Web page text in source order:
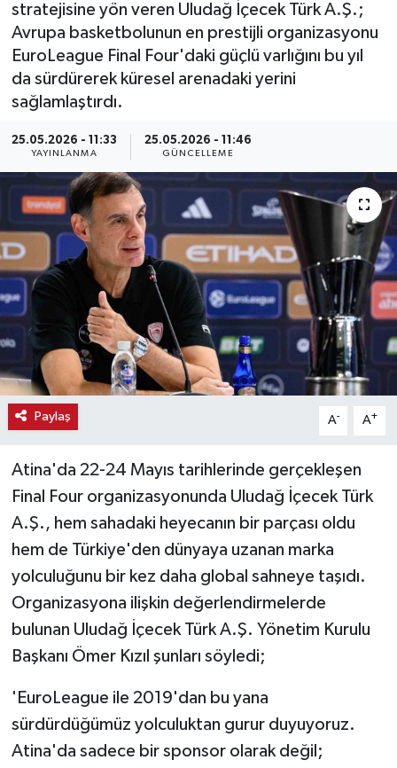
stratejisine yön veren Uludağ İçecek Türk A.Ş.;
Avrupa basketbolunun en prestijli organizasyonu
EuroLeague Final Four'daki güçlü varlığını bu yıl
da sürdürerek küresel arenadaki yerini
sağlamlaştırdı.
25.05.2026 - 11:33
YAYINLANMA
25.05.2026 - 11:46
GÜNCELLEME
Paylaş A- A+
Atina'da 22-24 Mayıs tarihlerinde gerçekleşen
Final Four organizasyonunda Uludağ İçecek Türk
A.Ş., hem sahadaki heyecanın bir parçası oldu
hem de Türkiye'den dünyaya uzanan marka
yolculuğunu bir kez daha global sahneye taşıdı.
Organizasyona ilişkin değerlendirmelerde
bulunan Uludağ İçecek Türk A.Ş. Yönetim Kurulu
Başkanı Ömer Kızıl şunları söyledi;
'EuroLeague ile 2019'dan bu yana
sürdürdüğümüz yolculuktan gurur duyuyoruz.
Atina'da sadece bir sponsor olarak değil;
Haber
Haber İlanlar
Kültür-Sanat
Magazin
Resmi İlanlar
Sağlık
Seri İlan
Siyaset
Spor
Teknoloji
Vasıta
Vefat Haberleri